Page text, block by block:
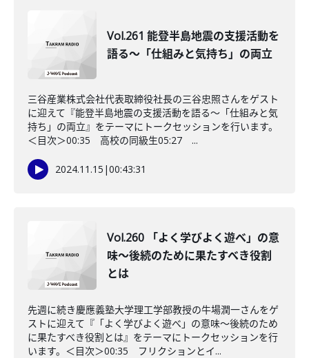
Vol.261 能登半島地震の支援活動を
語る～「仕組みと気持ち」の両立
三谷産業株式会社代表取締役社長の三谷忠照さんをゲスト
に迎えて『能登半島地震の支援活動を語る～「仕組みと気
持ち」の両立』をテーマにトークセッションを行います。
＜目次＞00:35 高校の同級生05:27 ...
2024.11.15 |00:43:31
Vol.260 「よく学びよく遊べ」の意
味〜後続のために果たすべき役割
とは
先週に続き慶應義塾大学理工学部教授の牛場潤一さんをゲ
ストに迎えて『「よく学びよく遊べ」の意味〜後続のため
に果たすべき役割とは』をテーマにトークセッションを行
います。＜目次＞00:35 フリクションとイ...